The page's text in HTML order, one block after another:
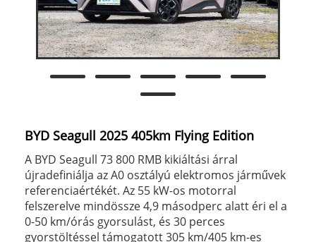
BYD Seagull 2025 405km Flying Edition
A BYD Seagull 73 800 RMB kikiáltási árral
újradefiniálja az A0 osztályú elektromos járművek
referenciaértékét. Az 55 kW-os motorral
felszerelve mindössze 4,9 másodperc alatt éri el a
0-50 km/órás gyorsulást, és 30 perces
gyorstöltéssel támogatott 305 km/405 km-es